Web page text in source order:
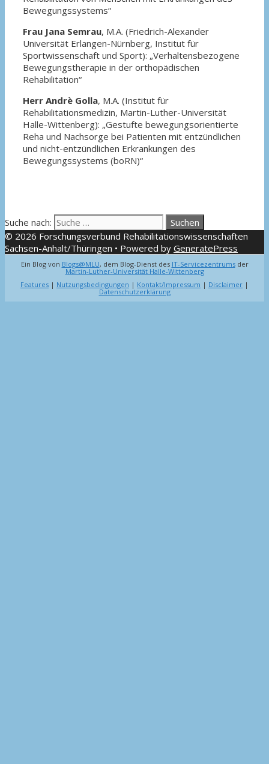
Bewegungssystems“
Frau Jana Semrau, M.A. (Friedrich-Alexander
Universität Erlangen-Nürnberg, Institut für
Sportwissenschaft und Sport): „Verhaltensbezogene
Bewegungstherapie in der orthopädischen
Rehabilitation“
Herr Andrè Golla, M.A. (Institut für
Rehabilitationsmedizin, Martin-Luther-Universität
Halle-Wittenberg): „Gestufte bewegungsorientierte
Reha und Nachsorge bei Patienten mit entzündlichen
und nicht-entzündlichen Erkrankungen des
Bewegungssystems (boRN)“
Suche nach:
© 2026 Forschungsverbund Rehabilitationswissenschaften
Sachsen-Anhalt/Thüringen • Powered by GeneratePress
Ein Blog von Blogs@MLU, dem Blog-Dienst des IT-Servicezentrumsder
Martin-Luther-Universität Halle-Wittenberg
Features | Nutzungsbedingungen | Kontakt/Impressum | Disclaimer |
Datenschutzerklärung